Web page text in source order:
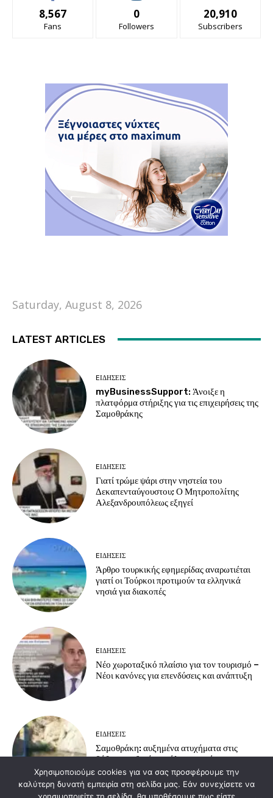
8,567
Fans
0
Followers
20,910
Subscribers
Saturday, August 8, 2026
LATEST ARTICLES
EΙΔΗΣΕΙΣ
myBusinessSupport: Άνοιξε η
πλατφόρμα στήριξης για τις επιχειρήσεις της
Σαμοθράκης
EΙΔΗΣΕΙΣ
Γιατί τρώμε ψάρι στην νηστεία του
Δεκαπενταύγουστου; Ο Μητροπολίτης
Αλεξανδρουπόλεως εξηγεί
EΙΔΗΣΕΙΣ
Άρθρο τουρκικής εφημερίδας αναρωτιέται
γιατί οι Τούρκοι προτιμούν τα ελληνικά
νησιά για διακοπές
EΙΔΗΣΕΙΣ
Νέο χωροταξικό πλαίσιο για τον τουρισμό –
Νέοι κανόνες για επενδύσεις και ανάπτυξη
EΙΔΗΣΕΙΣ
Σαμοθράκη: αυξημένα ατυχήματα στις
βάθρες – οδηγίες πρόληψης από το
Πυροσβεστικό Κλιμάκιο Σαμοθράκης
Χρησιμοποιούμε cookies για να σας προσφέρουμε την
καλύτερη δυνατή εμπειρία στη σελίδα μας. Εάν συνεχίσετε να